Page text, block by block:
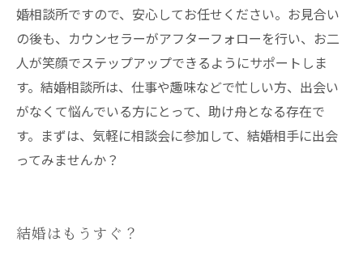
婚相談所ですので、安心してお任せください。お見合い
の後も、カウンセラーがアフターフォローを行い、お二
人が笑顔でステップアップできるようにサポートしま
す。結婚相談所は、仕事や趣味などで忙しい方、出会い
がなくて悩んでいる方にとって、助け舟となる存在で
す。まずは、気軽に相談会に参加して、結婚相手に出会
ってみませんか？
結婚はもうすぐ？